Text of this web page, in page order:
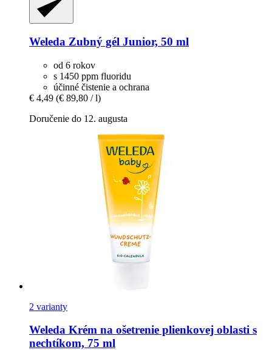
Weleda Zubný gél Junior, 50 ml
od 6 rokov
s 1450 ppm fluoridu
účinné čistenie a ochrana
€ 4,49 (€ 89,80 / l)
Doručenie do 12. augusta
2 varianty
Weleda Krém na ošetrenie plienkovej oblasti s
nechtíkom, 75 ml